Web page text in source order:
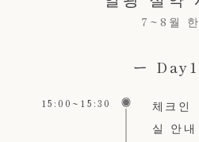
7~8월
ー
15:00~15:30
체크인
실 안내